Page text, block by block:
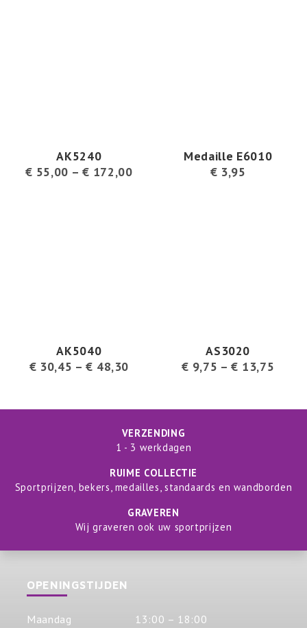
AK5240
€ 55,00 – € 172,00
Medaille E6010
€ 3,95
AK5040
€ 30,45 –€ 48,30
AS3020
€ 9,75 –€ 13,75
VERZENDING
1 - 3 werkdagen
RUIME COLLECTIE
Sportprijzen, bekers, medailles, standaards en wandborden
GRAVEREN
Wij graveren ook uw sportprijzen
OPENINGSTIJDEN
Maandag
13:00 – 18:00